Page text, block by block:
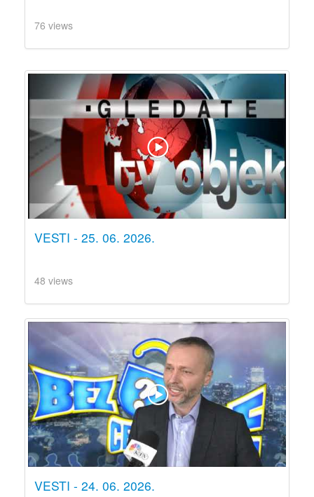
76 views
VESTI - 25. 06. 2026.
48 views
VESTI - 24. 06. 2026.